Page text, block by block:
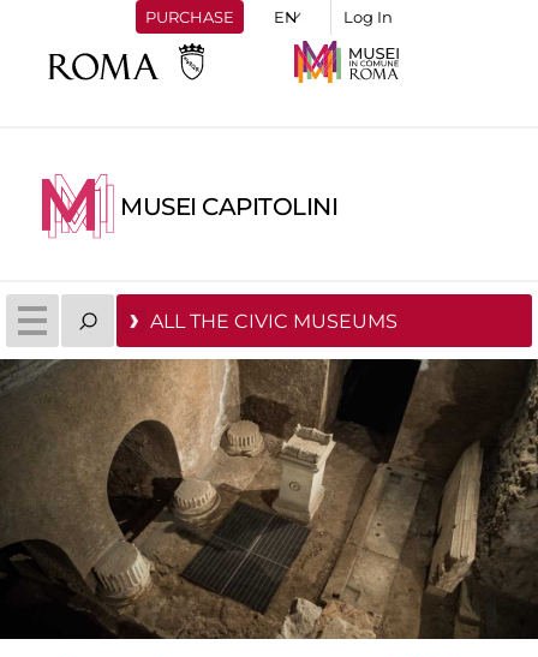
PURCHASE Log In
MUSEI CAPITOLINI
ALL THE CIVIC MUSEUMS